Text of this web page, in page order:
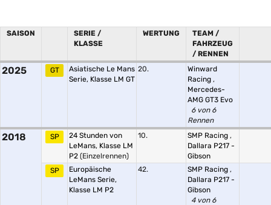
SAISON
SERIE /
KLASSE
WERTUNG
TEAM /
FAHRZEUG
/ RENNEN
2025 GT
Asiatische Le Mans
Serie, Klasse LM GT
20.
Winward
Racing ,
Mercedes-
AMG GT3 Evo
6 von 6
Rennen
2018 SP
24 Stunden von
LeMans, Klasse LM
P2 (Einzelrennen)
10. SMP Racing ,
Dallara P217 -
Gibson
SP
Europäische
LeMans Serie,
Klasse LM P2
42. SMP Racing ,
Dallara P217 -
Gibson
4 von 6